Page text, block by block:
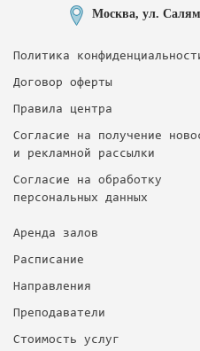
Москва, ул.
Политика
Договор оферты
Правила центра
Согласие на получение
и рекламной рассылки
Согласие на обработку
персональных данных
Аренда залов
Расписание
Направления
Преподаватели
Стоимость услуг